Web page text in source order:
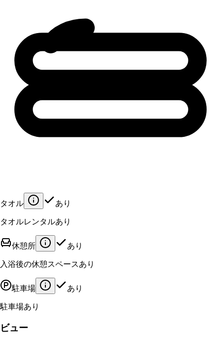
タオル あり
タオルレンタルあり
休憩所 あり
入浴後の休憩スペースあり
駐車場 あり
駐車場あり
ビュー